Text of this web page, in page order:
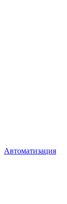
Автоматизация